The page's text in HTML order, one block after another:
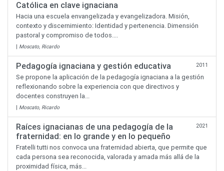
Católica en clave ignaciana
Hacia una escuela envangelizada y evangelizadora. Misión,
contexto y discernimiento: Identidad y pertenencia. Dimensión
pastoral y compromiso de todos....
| Moscato, Ricardo
Pedagogía ignaciana y gestión educativa 2011
Se propone la aplicación de la pedagogía ignaciana a la gestión
reflexionando sobre la experiencia con que directivos y
docentes construyen la...
| Moscato, Ricardo
Raíces ignacianas de una pedagogía de la
fraternidad: en lo grande y en lo pequeño
2021
Fratelli tutti nos convoca una fraternidad abierta, que permite que
cada persona sea reconocida, valorada y amada más allá de la
proximidad física, más...